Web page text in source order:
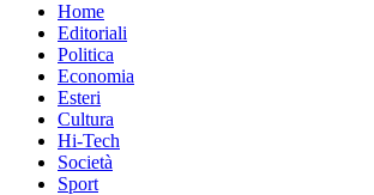
Home
Editoriali
Politica
Economia
Esteri
Cultura
Hi-Tech
Società
Sport